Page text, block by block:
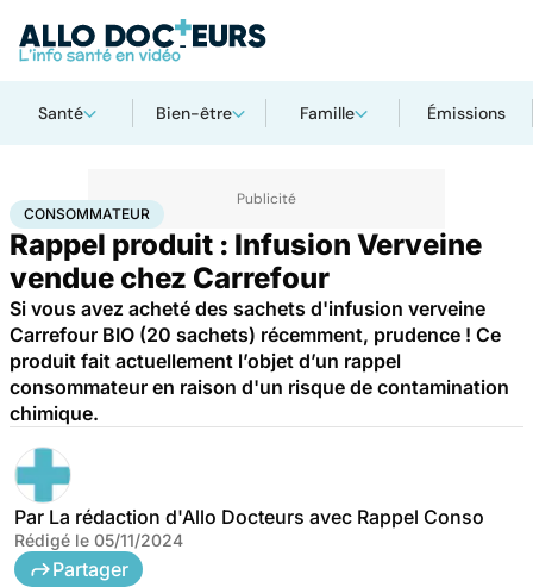
Santé Bien-être Famille Émissions
AccueilSantéConsommateur
CONSOMMATEUR
Rappel produit : Infusion Verveine
vendue chez Carrefour
Si vous avez acheté des sachets d'infusion verveine
Carrefour BIO (20 sachets) récemment, prudence ! Ce
produit fait actuellement l’objet d’un rappel
consommateur en raison d'un risque de contamination
chimique.
Par La rédaction d'Allo Docteurs avec Rappel Conso
Rédigé le 05/11/2024
Partager